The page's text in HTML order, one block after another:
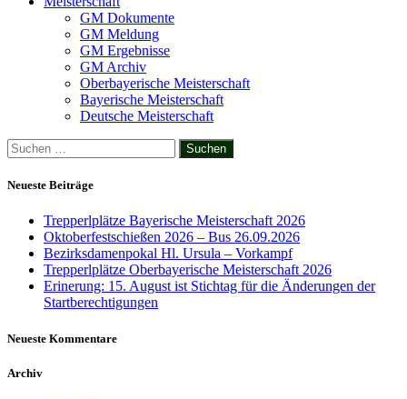
GM Dokumente
GM Meldung
GM Ergebnisse
GM Archiv
Oberbayerische Meisterschaft
Bayerische Meisterschaft
Deutsche Meisterschaft
Suchen
nach:
Neueste Beiträge
Trepperlplätze Bayerische Meisterschaft 2026
Oktoberfestschießen 2026 – Bus 26.09.2026
Bezirksdamenpokal Hl. Ursula – Vorkampf
Trepperlplätze Oberbayerische Meisterschaft 2026
Erinerung: 15. August ist Stichtag für die Änderungen der
Startberechtigungen
Neueste Kommentare
Archiv